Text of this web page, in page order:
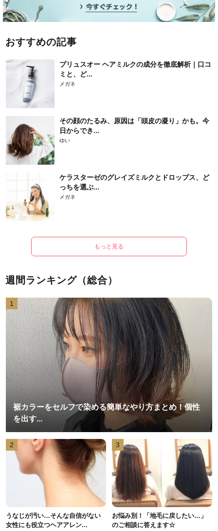
おすすめの記事
プリュスオー ヘアミルクの成分を徹底解析｜口コ
ミと、ど...
メガネ
その顔のたるみ、原因は「頭皮の凝り」かも。今
日からでき...
ゆい
ケラスターゼのグレイズミルクとドロップス、ど
っちを選ぶ...
メガネ
もっと見る
週間ランキング（総合）
1
裾カラーをセルフで染める簡単なやり方まとめ！個性
を出す...
2
うなじが汚い…そんな自信がない
女性にも役立つヘアアレン...
3
お悩み別！「地毛に戻したい…」
のご相談に答えます☆